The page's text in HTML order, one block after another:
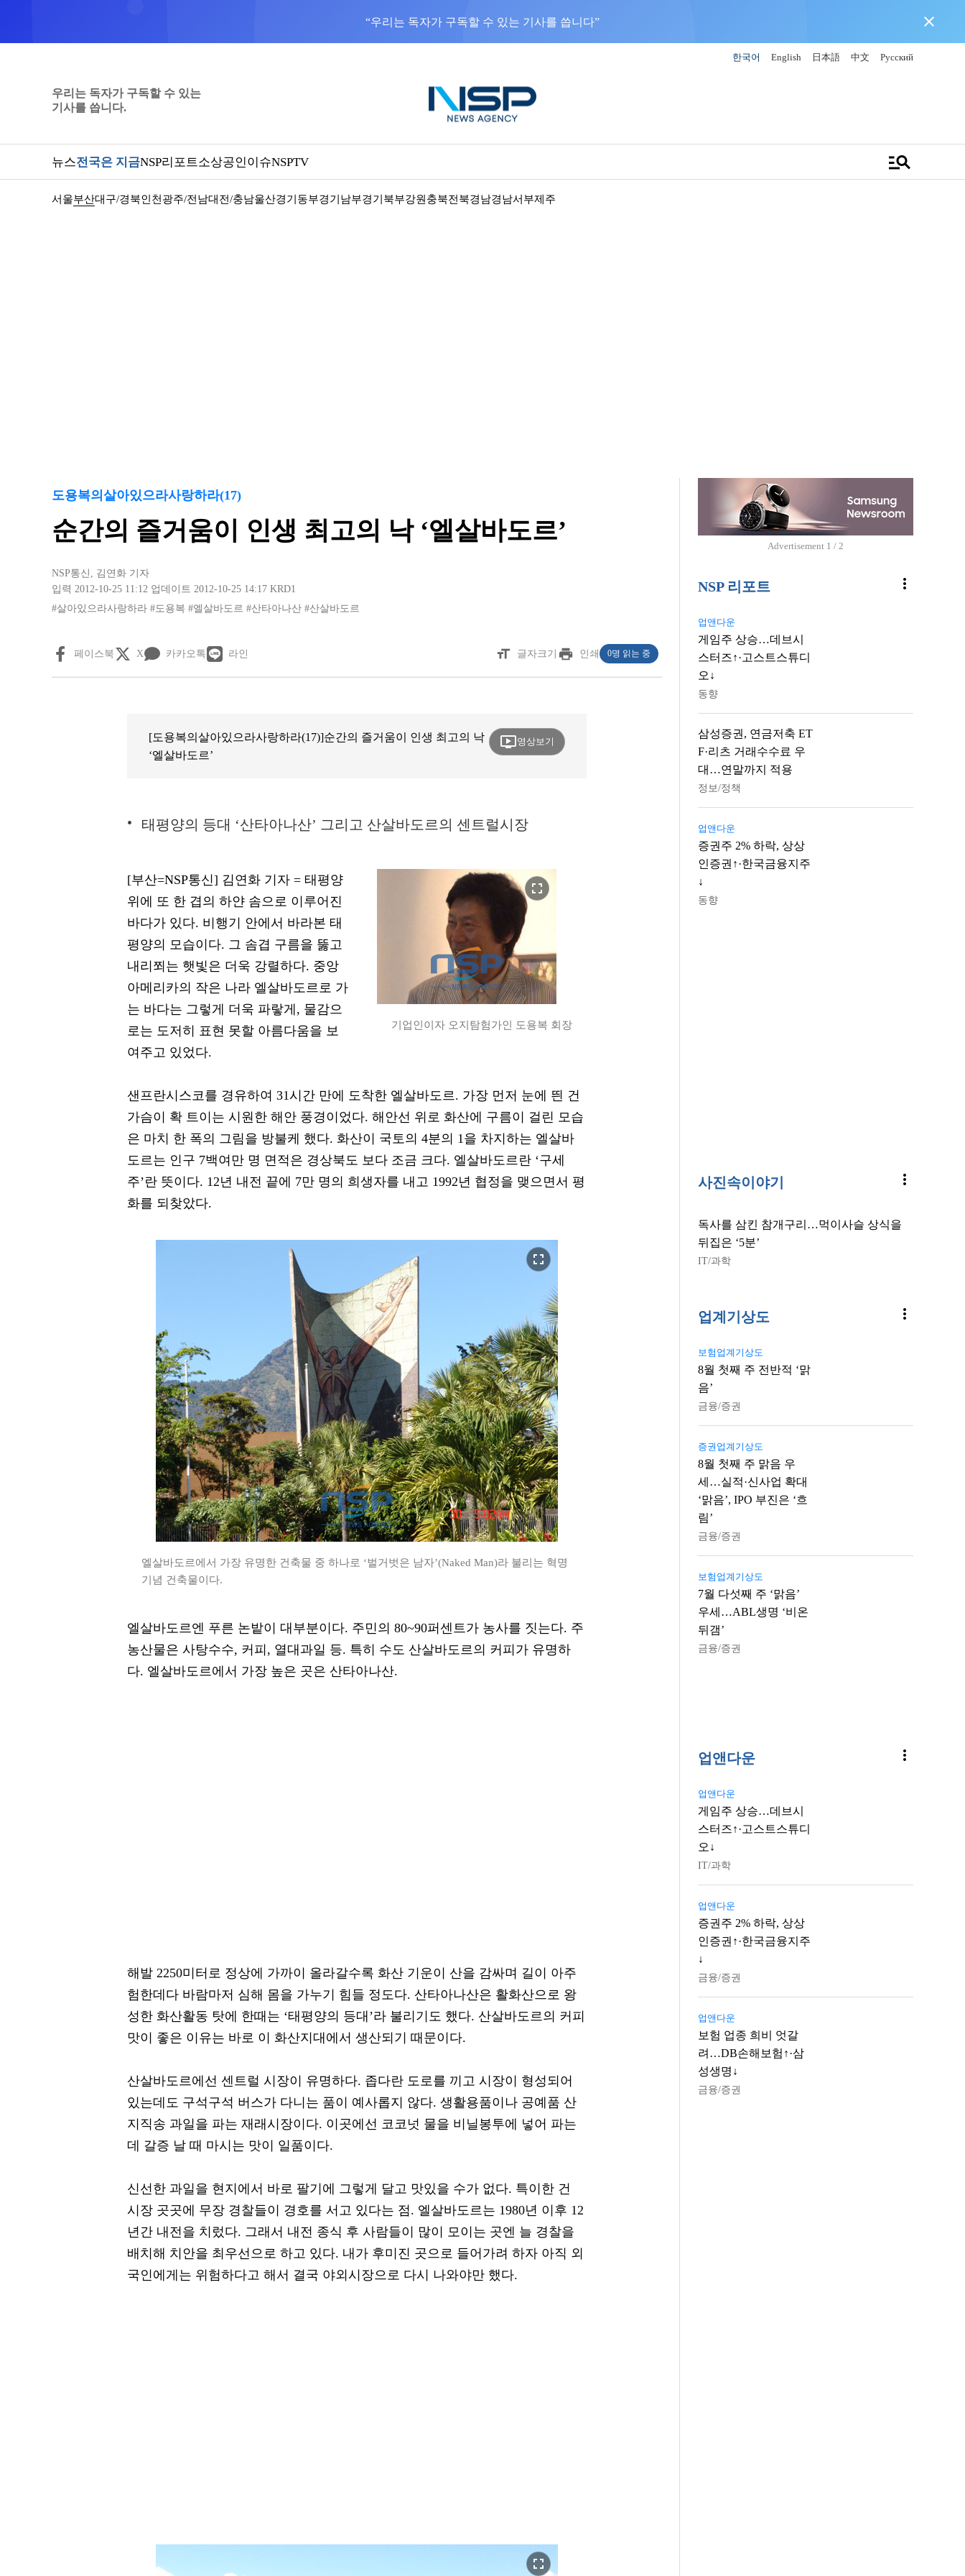
“우리는 독자가 구독할 수 있는 기사를 씁니다” close
한국어 English 日本語 中文 Русский
우리는 독자가 구독할 수 있는
기사를 씁니다.
뉴스전국은 지금NSP리포트소상공인이슈NSPTV manage_search
서울부산대구/경북인천 광주/전남대전/충남울산경기동부경기남부경기북부강원 충북전북경남경남서부제주
도용복의살아있으라사랑하라(17)
순간의 즐거움이 인생 최고의 낙 ‘엘살바도르’
NSP통신 , 김연화 기자
입력 2012-10-25 11:12 업데이트 2012-10-25 14:17 KRD1
#살아있으라사랑하라 #도용복 #엘살바도르 #산타아나산 #산살바도르
페이스북 X 카카오톡 라인 format_size 글자크기 print 인쇄 0명 읽는 중
[도용복의살아있으라사랑하라(17)]순간의 즐거움이 인생 최고의 낙
‘엘살바도르’
ondemand_video영상보기
태평양의 등대 ‘산타아나산’ 그리고 산살바도르의 센트럴시장
fullscreen
기업인이자 오지탐험가인 도용복 회장
[부산=NSP통신] 김연화 기자 = 태평양
위에 또 한 겹의 하얀 솜으로 이루어진
바다가 있다. 비행기 안에서 바라본 태
평양의 모습이다. 그 솜겹 구름을 뚫고
내리쬐는 햇빛은 더욱 강렬하다. 중앙
아메리카의 작은 나라 엘살바도르로 가
는 바다는 그렇게 더욱 파랗게, 물감으
로는 도저히 표현 못할 아름다움을 보
여주고 있었다.
샌프란시스코를 경유하여 31시간 만에 도착한 엘살바도르. 가장 먼저 눈에 띈 건
가슴이 확 트이는 시원한 해안 풍경이었다. 해안선 위로 화산에 구름이 걸린 모습
은 마치 한 폭의 그림을 방불케 했다. 화산이 국토의 4분의 1을 차지하는 엘살바
도르는 인구 7백여만 명 면적은 경상북도 보다 조금 크다. 엘살바도르란 ‘구세
주’란 뜻이다. 12년 내전 끝에 7만 명의 희생자를 내고 1992년 협정을 맺으면서 평
화를 되찾았다.
fullscreen
엘살바도르에서 가장 유명한 건축물 중 하나로 ‘벌거벗은 남자’(Naked Man)라 불리는 혁명
기념 건축물이다.
엘살바도르엔 푸른 논밭이 대부분이다. 주민의 80~90퍼센트가 농사를 짓는다. 주
농산물은 사탕수수, 커피, 열대과일 등. 특히 수도 산살바도르의 커피가 유명하
다. 엘살바도르에서 가장 높은 곳은 산타아나산.
해발 2250미터로 정상에 가까이 올라갈수록 화산 기운이 산을 감싸며 길이 아주
험한데다 바람마저 심해 몸을 가누기 힘들 정도다. 산타아나산은 활화산으로 왕
성한 화산활동 탓에 한때는 ‘태평양의 등대’라 불리기도 했다. 산살바도르의 커피
맛이 좋은 이유는 바로 이 화산지대에서 생산되기 때문이다.
산살바도르에선 센트럴 시장이 유명하다. 좁다란 도로를 끼고 시장이 형성되어
있는데도 구석구석 버스가 다니는 품이 예사롭지 않다. 생활용품이나 공예품 산
지직송 과일을 파는 재래시장이다. 이곳에선 코코넛 물을 비닐봉투에 넣어 파는
데 갈증 날 때 마시는 맛이 일품이다.
신선한 과일을 현지에서 바로 팔기에 그렇게 달고 맛있을 수가 없다. 특이한 건
시장 곳곳에 무장 경찰들이 경호를 서고 있다는 점. 엘살바도르는 1980년 이후 12
년간 내전을 치렀다. 그래서 내전 종식 후 사람들이 많이 모이는 곳엔 늘 경찰을
배치해 치안을 최우선으로 하고 있다. 내가 후미진 곳으로 들어가려 하자 아직 외
국인에게는 위험하다고 해서 결국 야외시장으로 다시 나와야만 했다.
fullscreen
Advertisement 1 / 2
NSP 리포트 more_vert
업앤다운
게임주 상승…데브시
스터즈↑·고스트스튜디
오↓
동향
삼성증권, 연금저축 ET
F·리츠 거래수수료 우
대…연말까지 적용
정보/정책
업앤다운
증권주 2% 하락, 상상
인증권↑·한국금융지주
↓
동향
사진속이야기 more_vert
독사를 삼킨 참개구리…먹이사슬 상식을
뒤집은 ‘5분’
IT/과학
업계기상도 more_vert
보험업계기상도
8월 첫째 주 전반적 ‘맑
음’
금융/증권
증권업계기상도
8월 첫째 주 맑음 우
세…실적·신사업 확대
‘맑음’, IPO 부진은 ‘흐
림’
금융/증권
보험업계기상도
7월 다섯째 주 ‘맑음’
우세…ABL생명 ‘비온
뒤갬’
금융/증권
업앤다운 more_vert
업앤다운
게임주 상승…데브시
스터즈↑·고스트스튜디
오↓
IT/과학
업앤다운
증권주 2% 하락, 상상
인증권↑·한국금융지주
↓
금융/증권
업앤다운
보험 업종 희비 엇갈
려…DB손해보험↑·삼
성생명↓
금융/증권